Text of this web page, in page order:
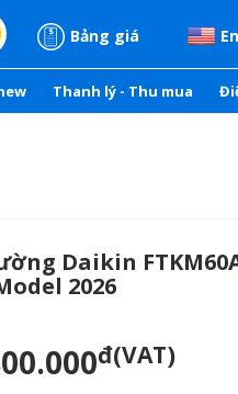
Bảng giá
Thanh lý - Thu mua
Daikin
2026
đ(VAT)